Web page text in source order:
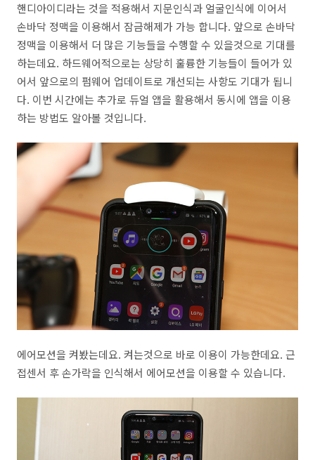
핸디아이디라는 것을 적용해서 지문인식과 얼굴인식에 이어서
손바닥 정맥을 이용해서 잠금해제가 가능 합니다. 앞으로 손바닥
정맥을 이용해서 더 많은 기능들을 수행할 수 있을것으로 기대를
하는데요. 하드웨어적으로는 상당히 훌륭한 기능들이 들어가 있
어서 앞으로의 펌웨어 업데이트로 개선되는 사항도 기대가 됩니
다. 이번 시간에는 추가로 듀얼 앱을 활용해서 동시에 앱을 이용
하는 방법도 알아볼 것입니다.
에어모션을 켜봤는데요. 켜는것으로 바로 이용이 가능한데요. 근
접센서 후 손가락을 인식해서 에어모션을 이용할 수 있습니다.